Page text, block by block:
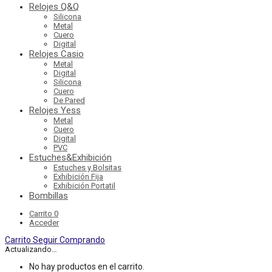
Relojes Q&Q
Silicona
Metal
Cuero
Digital
Relojes Casio
Metal
Digital
Silicona
Cuero
De Pared
Relojes Yess
Metal
Cuero
Digital
PVC
Estuches&Exhibición
Estuches y Bolsitas
Exhibición Fija
Exhibición Portatil
Bombillas
Carrito 0
Acceder
Carrito Seguir Comprando
Actualizando…
No hay productos en el carrito.